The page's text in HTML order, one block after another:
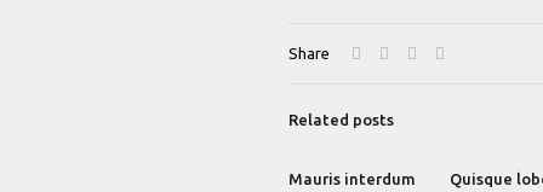
Share
Related posts
Mauris interdum
Quisque